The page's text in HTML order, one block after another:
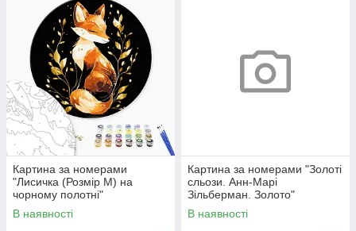
Картина за номерами
"Лисичка (Розмір М) на
чорному полотні"
RCB00126М 30
В наявності
Картина за номерами "Золоті
сльози. Анн-Марі
Зільберман. Золото"
BS52812L 48×60 см
В наявності